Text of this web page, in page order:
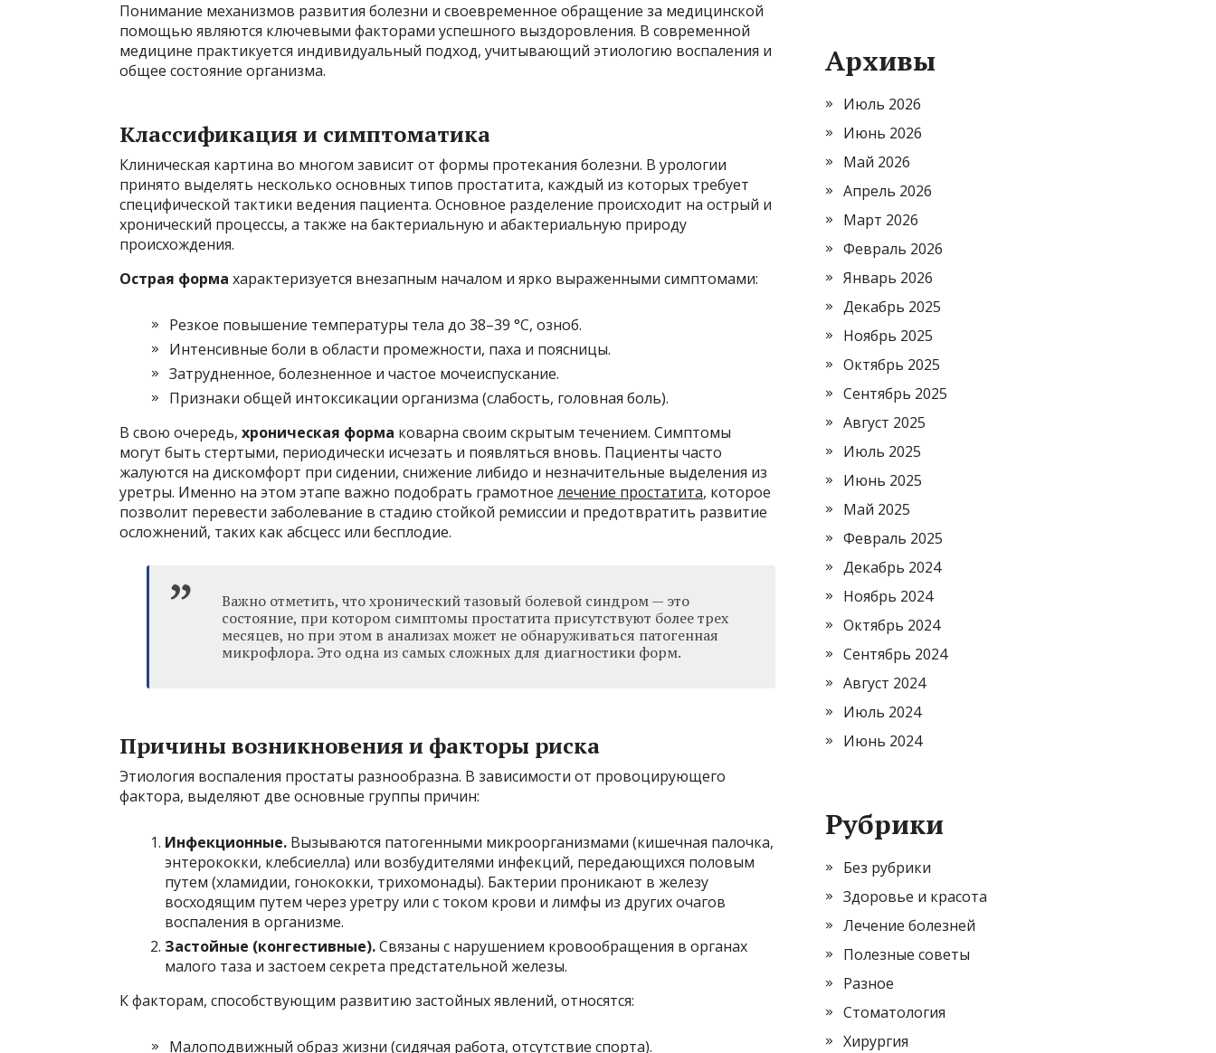
Понимание механизмов развития болезни и своевременное обращение за медицинской
помощью являются ключевыми факторами успешного выздоровления. В современной
медицине практикуется индивидуальный подход, учитывающий этиологию воспаления и
общее состояние организма.
Классификация и симптоматика
Клиническая картина во многом зависит от формы протекания болезни. В урологии
принято выделять несколько основных типов простатита, каждый из которых требует
специфической тактики ведения пациента. Основное разделение происходит на острый и
хронический процессы, а также на бактериальную и абактериальную природу
происхождения.
Острая форма характеризуется внезапным началом и ярко выраженными симптомами:
Резкое повышение температуры тела до 38–39 °C, озноб.
Интенсивные боли в области промежности, паха и поясницы.
Затрудненное, болезненное и частое мочеиспускание.
Признаки общей интоксикации организма (слабость, головная боль).
В свою очередь, хроническая форма коварна своим скрытым течением. Симптомы
могут быть стертыми, периодически исчезать и появляться вновь. Пациенты часто
жалуются на дискомфорт при сидении, снижение либидо и незначительные выделения из
уретры. Именно на этом этапе важно подобрать грамотное лечение простатита, которое
позволит перевести заболевание в стадию стойкой ремиссии и предотвратить развитие
осложнений, таких как абсцесс или бесплодие.
Важно отметить, что хронический тазовый болевой синдром — это
состояние, при котором симптомы простатита присутствуют более трех
месяцев, но при этом в анализах может не обнаруживаться патогенная
микрофлора. Это одна из самых сложных для диагностики форм.
Причины возникновения и факторы риска
Этиология воспаления простаты разнообразна. В зависимости от провоцирующего
фактора, выделяют две основные группы причин:
Инфекционные. Вызываются патогенными микроорганизмами (кишечная палочка,
энтерококки, клебсиелла) или возбудителями инфекций, передающихся половым
путем (хламидии, гонококки, трихомонады). Бактерии проникают в железу
восходящим путем через уретру или с током крови и лимфы из других очагов
воспаления в организме.
Застойные (конгестивные).Связаны с нарушением кровообращения в органах
малого таза и застоем секрета предстательной железы.
К факторам, способствующим развитию застойных явлений, относятся:
Малоподвижный образ жизни (сидячая работа, отсутствие спорта).
Архивы
Июль 2026
Июнь 2026
Май 2026
Апрель 2026
Март 2026
Февраль 2026
Январь 2026
Декабрь 2025
Ноябрь 2025
Октябрь 2025
Сентябрь 2025
Август 2025
Июль 2025
Июнь 2025
Май 2025
Февраль 2025
Декабрь 2024
Ноябрь 2024
Октябрь 2024
Сентябрь 2024
Август 2024
Июль 2024
Июнь 2024
Рубрики
Без рубрики
Здоровье и красота
Лечение болезней
Полезные советы
Разное
Стоматология
Хирургия